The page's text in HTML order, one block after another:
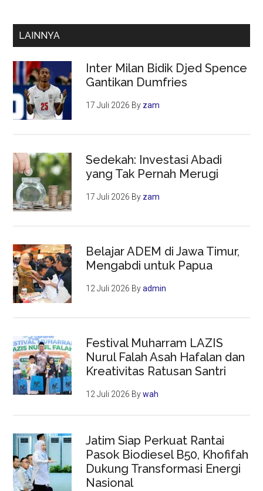
Beragama
LAINNYA
Inter Milan Bidik Djed Spence
Gantikan Dumfries
17 Juli 2026 By zam
Sedekah: Investasi Abadi
yang Tak Pernah Merugi
17 Juli 2026 By zam
Belajar ADEM di Jawa Timur,
Mengabdi untuk Papua
12 Juli 2026 Byadmin
Festival Muharram LAZIS
Nurul Falah Asah Hafalan dan
Kreativitas Ratusan Santri
12 Juli 2026 Bywah
Jatim Siap Perkuat Rantai
Pasok Biodiesel B50, Khofifah
Dukung Transformasi Energi
Nasional